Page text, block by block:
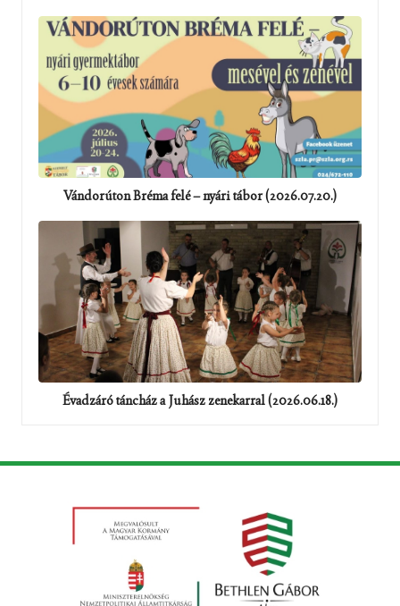
Vándorúton Bréma felé – nyári tábor (2026.07.20.)
Évadzáró táncház a Juhász zenekarral (2026.06.18.)